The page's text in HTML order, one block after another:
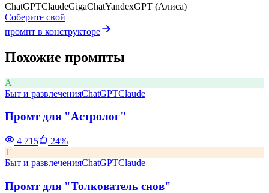
ChatGPTClaudeGigaChatYandexGPT (Алиса)
Соберите свой
промпт в конструкторе
Похожие промпты
А
Быт и развлеченияChatGPTClaude
Промт для "Астролог"
4 715 24%
Т
Быт и развлеченияChatGPTClaude
Промт для "Толкователь снов"